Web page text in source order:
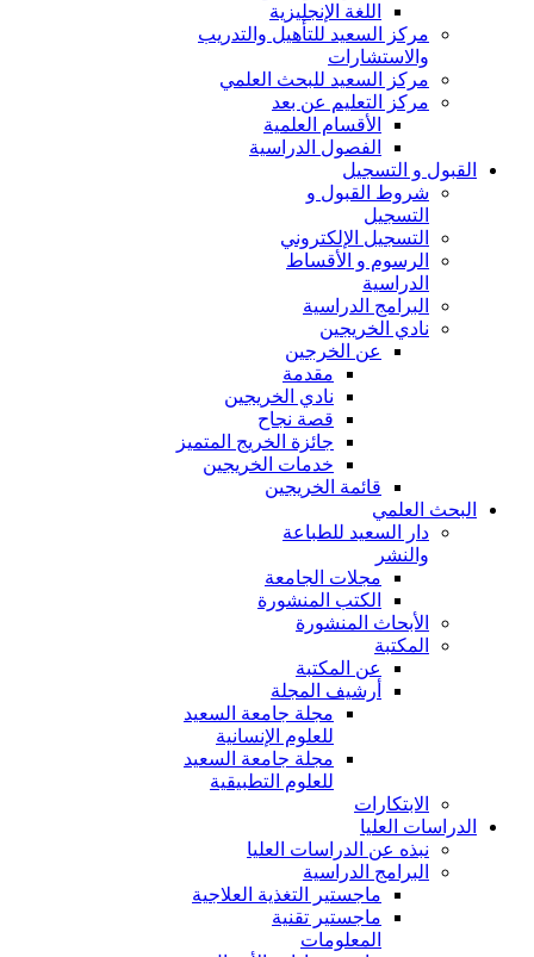
اللغة الإنجليزية
مركز السعيد للتأهيل والتدريب
والاستشارات
مركز السعيد للبحث العلمي
مركز التعليم عن بعد
الأقسام العلمية
الفصول الدراسية
القبول و التسجيل
شروط القبول و
التسجيل
التسجيل الإلكتروني
الرسوم و الأقساط
الدراسية
البرامج الدراسية
نادي الخريجين
عن الخرجين
مقدمة
نادي الخريجين
قصة نجاح
جائزة الخريج المتميز
خدمات الخريجين
قائمة الخريجين
البحث العلمي
دار السعيد للطباعة
والنشر
مجلات الجامعة
الكتب المنشورة
الأبحاث المنشورة
المكتبة
عن المكتبة
أرشيف المجلة
مجلة جامعة السعيد
للعلوم الإنسانية
مجلة جامعة السعيد
للعلوم التطبيقية
الابتكارات
الدراسات العليا
نبذه عن الدراسات العليا
البرامج الدراسية
ماجستير التغذية العلاجية
ماجستير تقنية
المعلومات